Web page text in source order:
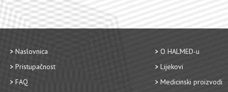
Naslovnica
Pristupačnost
FAQ
O HALMED-u
Lijekovi
Medicinski proizvodi